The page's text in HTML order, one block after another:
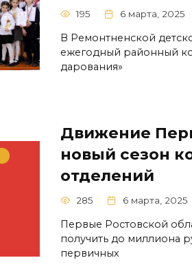
195 6 марта, 2025
В Ремонтненской
ежегодный районный
дарования»
Движение
новый сезон
отделений
285 6 марта, 2025
Первые Ростовской
получить до миллиона
первичных